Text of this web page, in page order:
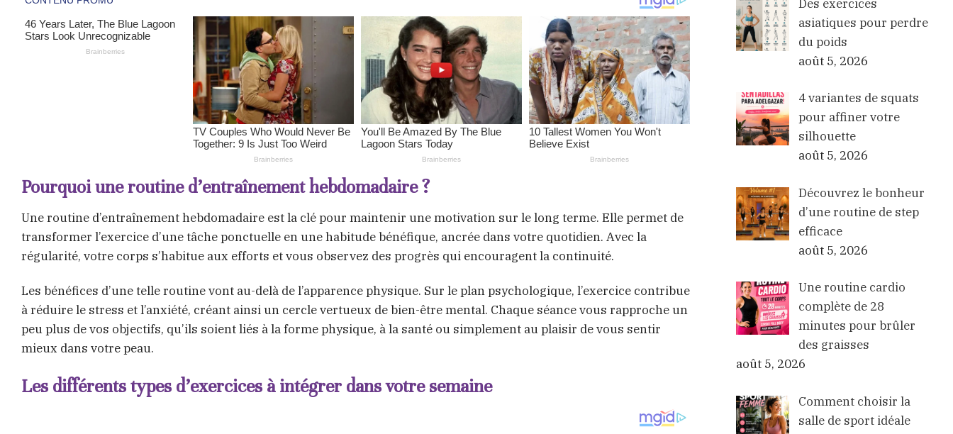
Pourquoi une routine d’entraînement hebdomadaire ?
Une routine d’entraînement hebdomadaire est la clé pour maintenir une motivation sur le long terme. Elle permet de
transformer l’exercice d’une tâche ponctuelle en une habitude bénéfique, ancrée dans votre quotidien. Avec la
régularité, votre corps s’habitue aux efforts et vous observez des progrès qui encouragent la continuité.
Les bénéfices d’une telle routine vont au-delà de l’apparence physique. Sur le plan psychologique, l’exercice contribue
à réduire le stress et l’anxiété, créant ainsi un cercle vertueux de bien-être mental. Chaque séance vous rapproche un
peu plus de vos objectifs, qu’ils soient liés à la forme physique, à la santé ou simplement au plaisir de vous sentir
mieux dans votre peau.
Les différents types d’exercices à intégrer dans votre semaine
Des exercices
asiatiques pour perdre
du poids
août 5, 2026
4 variantes de squats
pour affiner votre
silhouette
août 5, 2026
Découvrez le bonheur
d’une routine de step
efficace
août 5, 2026
Une routine cardio
complète de 28
minutes pour brûler
des graisses
août 5, 2026
Comment choisir la
salle de sport idéale